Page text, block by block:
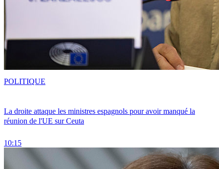
La droite attaque les ministres espagnols pour avoir manqué la
réunion de l'UE sur Ceuta
10:15
POLITIQUE